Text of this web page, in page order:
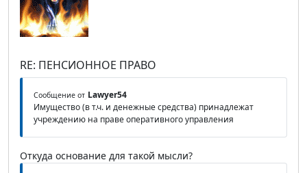
RE: ПЕНСИОННОЕ ПРАВО
Сообщение от Lawyer54
Имущество (в т.ч. и денежные средства) принадлежат
учреждению на праве оперативного управления
Откуда основание для такой мысли?